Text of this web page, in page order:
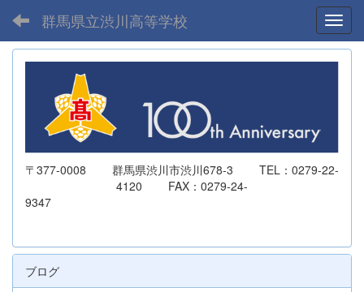
群馬県立渋川高等学校
〒377-0008 群馬県渋川市渋川678-3 TEL：0279-22-
4120 FAX：0279-24-
9347
ブログ